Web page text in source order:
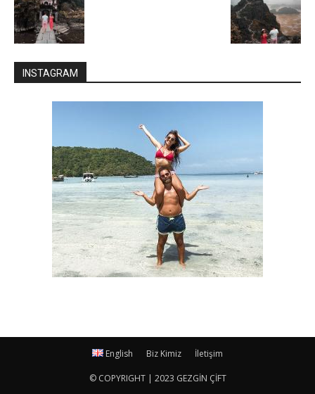
INSTAGRAM
English Biz Kimiz İletişim
© COPYRIGHT | 2023 GEZGİN ÇİFT